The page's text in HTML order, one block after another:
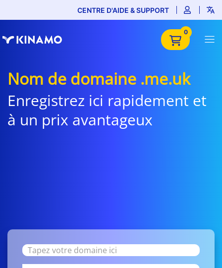
CENTRE D'AIDE & SUPPORT
0
Nom de domaine .me.uk
Enregistrez ici rapidement et
à un prix avantageux